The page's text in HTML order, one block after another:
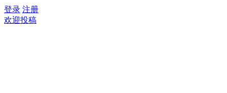
登录 注册
欢迎投稿